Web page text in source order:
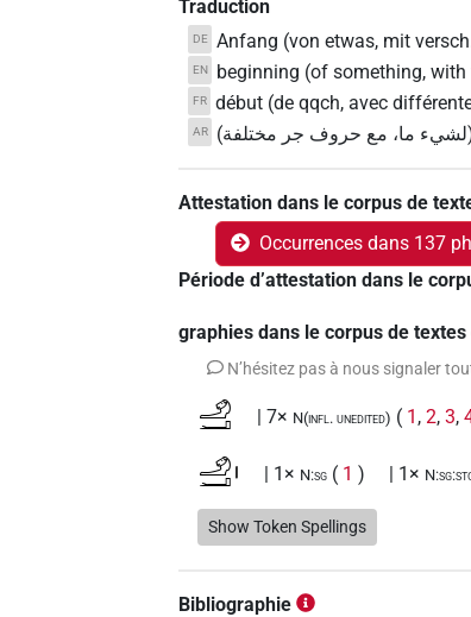
Traduction
DE Anfang (von etwas, mit
EN beginning (of something,
FR début (de qqch, avec
AR (لشيء ما، مع حروف جر مختلفة)
Attestation dans le corpus de
Occurrences dans 137
Période d’attestation dans le
graphies dans le corpus de textes
N’hésitez pas à nous signaler
𓄂𓂝 | 7× N(infl. unedited) ( 1 ,2,3,
𓄂𓂝𓏤 | 1× N:sg ( 1 ) | 1×
𓄂𓏏𓏤 | 1× N:sg (1)
Show Token Spellings
Bibliographie